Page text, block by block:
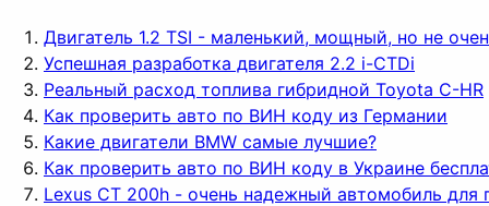
Двигатель 1.2 TSI - маленький, мощный, но не
Успешная разработка двигателя 2.2 i-CTDi
Реальный расход топлива гибридной Toyota C-HR
Как проверить авто по ВИН коду из Германии
Какие двигатели BMW самые лучшие?
Как проверить авто по ВИН коду в Украине
Lexus CT 200h - очень надежный автомобиль для